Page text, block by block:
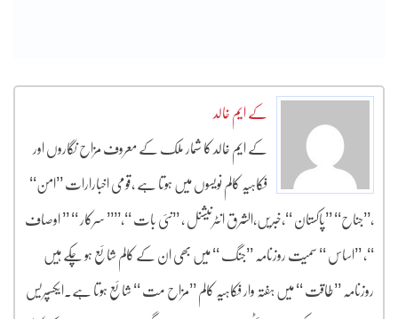
کے ایم خالد
کے ایم خالد کا شمار ملک کے معروف مزاح نگاروں اور
فکاہیہ کالم نویسوں میں ہوتا ہے ،قومی اخبارارات ’’امن‘‘
،’’جناح‘‘ ’’پاکستان ‘‘،خبریں،الشرق انٹرنیشنل ، ’’نئی بات ‘‘،’’’’ سرکار ‘‘ ’’ اوصاف
‘‘، ’’اساس ‘‘ سمیت روزنامہ ’’جنگ ‘‘ میں بھی ان کے کالم شائع ہو چکے ہیں
روزنامہ ’’طاقت ‘‘ میں ہفتہ وار فکاہیہ کالم ’’مزاح مت ‘‘ شائع ہوتا ہے۔ایکسپریس